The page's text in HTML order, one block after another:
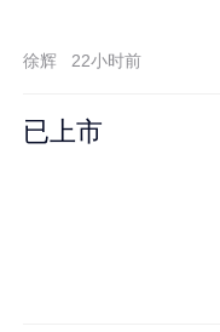
徐辉 22小时前
已上市